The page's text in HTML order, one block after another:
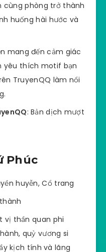
cùng phòng trở thành
huống hài hước và
mang đến cảm giác
yêu thích motif bạn
TruyenQQ làm nổi
: Bản dịch mượt
Phúc
huyễn, Cổ trang
vị thần quan phi
quỷ vương si
kịch tính và lãng